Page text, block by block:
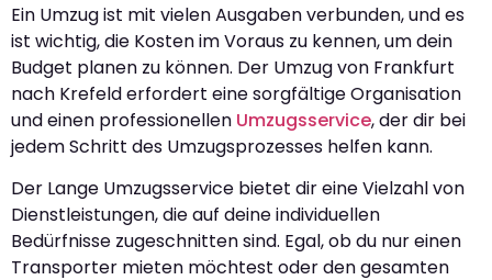
Ein Umzug ist mit vielen Ausgaben verbunden, und es
ist wichtig, die Kosten im Voraus zu kennen, um dein
Budget planen zu können. Der Umzug von Frankfurt
nach Krefeld erfordert eine sorgfältige Organisation
und einen professionellen Umzugsservice, der dir bei
jedem Schritt des Umzugsprozesses helfen kann.
Der Lange Umzugsservice bietet dir eine Vielzahl von
Dienstleistungen, die auf deine individuellen
Bedürfnisse zugeschnitten sind. Egal, ob du nur einen
Transporter mieten möchtest oder den gesamten